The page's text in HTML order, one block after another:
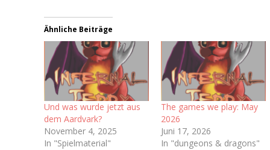
Ähnliche Beiträge
Und was wurde jetzt aus
dem Aardvark?
November 4, 2025
In "Spielmaterial"
The games we play: May
2026
Juni 17, 2026
In "dungeons & dragons"